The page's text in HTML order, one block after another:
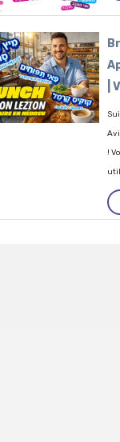
|
!